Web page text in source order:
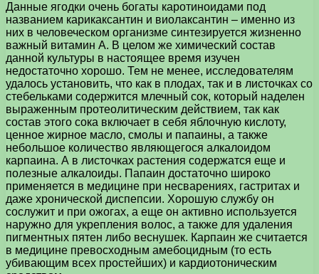
Данные ягодки очень богаты каротиноидами под
названием карикаксантин и виолаксантин – именно из
них в человеческом организме синтезируется жизненно
важный витамин A. В целом же химический состав
данной культуры в настоящее время изучен
недостаточно хорошо. Тем не менее, исследователям
удалось установить, что как в плодах, так и в листочках со
стебельками содержится млечный сок, который наделен
выраженным протеолитическим действием, так как
состав этого сока включает в себя яблочную кислоту,
ценное жирное масло, смолы и папаины, а также
небольшое количество являющегося алкалоидом
карпаина. А в листочках растения содержатся еще и
полезные алкалоиды. Папаин достаточно широко
применяется в медицине при несварениях, гастритах и
даже хронической диспепсии. Хорошую службу он
сослужит и при ожогах, а еще он активно используется
наружно для укрепления волос, а также для удаления
пигментных пятен либо веснушек. Карпаин же считается
в медицине превосходным амебоцидным (то есть
убивающим всех простейших) и кардиотоническим